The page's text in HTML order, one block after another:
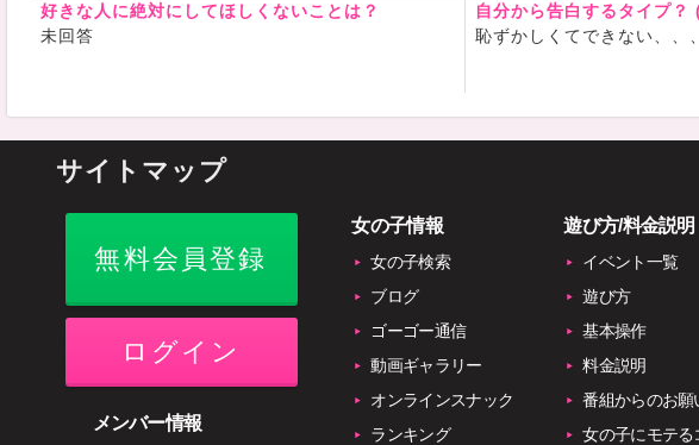
好きな人に絶対にしてほしくないことは？
未回答
自分から告白するタイプ？
恥ずかしくてできない、、
サイトマップ
無料会員登録
ログイン
メンバー情報
女の子情報
女の子検索
ブログ
ゴーゴー通信
動画ギャラリー
オンラインスナック
ランキング
遊び方/料金説明
イベント一覧
遊び方
基本操作
料金説明
番組からのお願
女の子にモテる